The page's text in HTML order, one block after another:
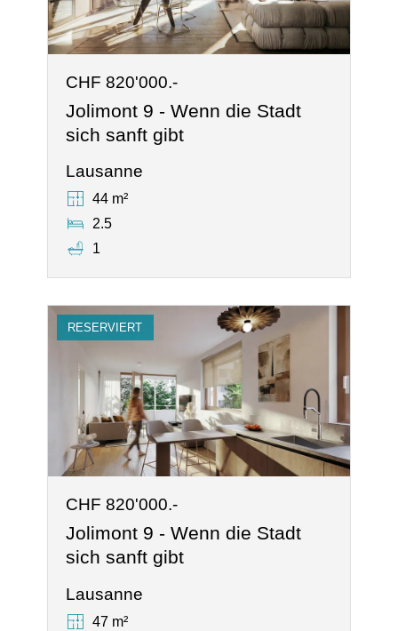
CHF 820'000.-
Jolimont 9 - Wenn die Stadt
sich sanft gibt
Lausanne
44 m²
2.5
1
RESERVIERT
CHF 820'000.-
Jolimont 9 - Wenn die Stadt
sich sanft gibt
Lausanne
47 m²